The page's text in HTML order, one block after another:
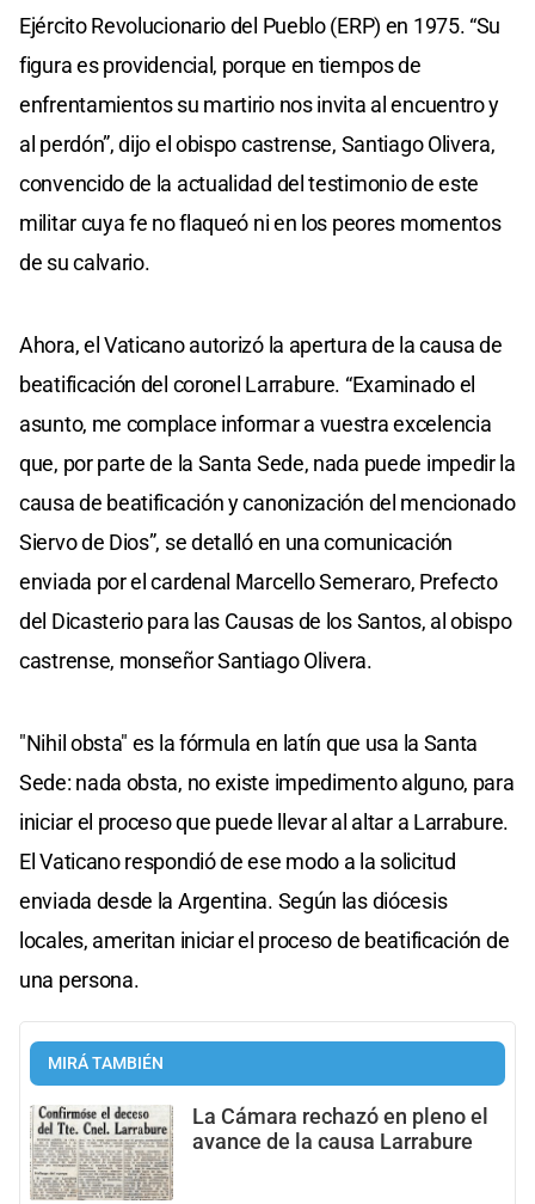
Ejército Revolucionario del Pueblo (ERP) en 1975. “Su
figura es providencial, porque en tiempos de
enfrentamientos su martirio nos invita al encuentro y
al perdón”, dijo el obispo castrense, Santiago Olivera,
convencido de la actualidad del testimonio de este
militar cuya fe no flaqueó ni en los peores momentos
de su calvario.
Ahora, el Vaticano autorizó la apertura de la causa de
beatificación del coronel Larrabure. “Examinado el
asunto, me complace informar a vuestra excelencia
que, por parte de la Santa Sede, nada puede impedir la
causa de beatificación y canonización del mencionado
Siervo de Dios”, se detalló en una comunicación
enviada por el cardenal Marcello Semeraro, Prefecto
del Dicasterio para las Causas de los Santos, al obispo
castrense, monseñor Santiago Olivera.
"Nihil obsta" es la fórmula en latín que usa la Santa
Sede: nada obsta, no existe impedimento alguno, para
iniciar el proceso que puede llevar al altar a Larrabure.
El Vaticano respondió de ese modo a la solicitud
enviada desde la Argentina. Según las diócesis
locales, ameritan iniciar el proceso de beatificación de
una persona.
MIRÁ TAMBIÉN
La Cámara rechazó en pleno el
avance de la causa Larrabure